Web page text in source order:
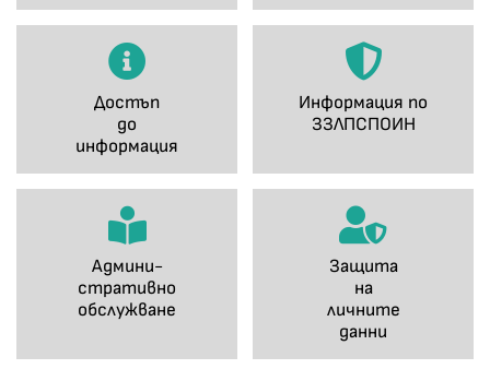
Достъп
до
информация
Информация по
ЗЗЛПСПОИН
Админи-
стративно
обслужване
Защита
на
личните
данни